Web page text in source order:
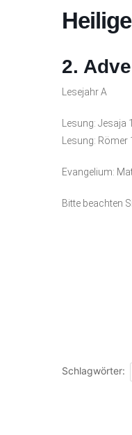
2.
Lesejahr A
Lesung: Jesaja
Lesung: Römer
Evangelium:
Bitte beachten
Schlagwörter: